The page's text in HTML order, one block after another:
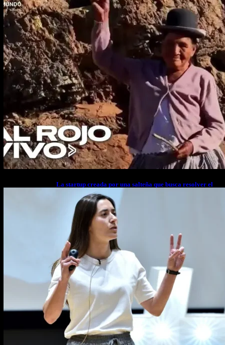
La startup creada por una salteña que busca resolver el
estrés financiero en Latinoamérica